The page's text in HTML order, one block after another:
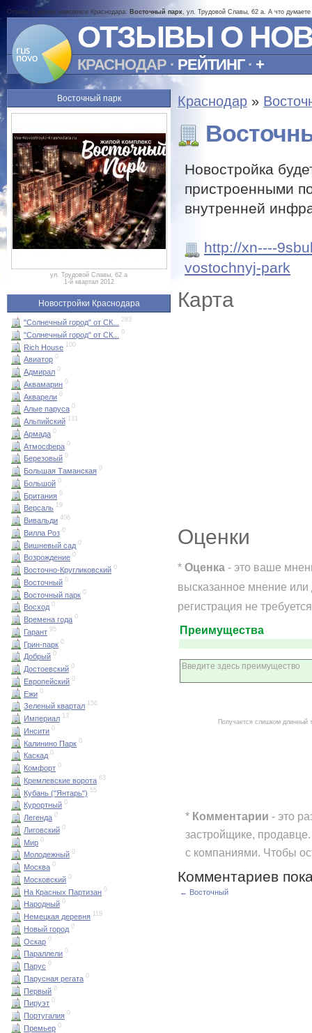
Отзывы о жилом комплексе Краснодара: Восточный парк, ул. Трудовой Славы, 62 а. А что
ОТЗЫВЫ О
КРАСНОДАР · РЕЙТИНГ· +
Восточный парк
ул. Трудовой Славы, 62 а
1-й квартал 2012
Новостройки Краснодара
"Солнечный город" от СК... 283
"Солнечный город" от СК... 0
Rich House 100
Авиатор 0
Адмирал 0
Аквамарин 0
Акварели 0
Алые паруса 0
Альпийский 131
Армада 0
Атмосфера 0
Березовый 0
Большая Таманская 0
Большой 0
Британия 0
Версаль 19
Вивальди 406
Вилла Роз 0
Вишневый сад 0
Возрождение 0
Восточно-Кругликовский 0
Восточный 0
Восточный парк 0
Восход 0
Времена года 0
Гарант 95
Грин-парк 0
Добрый 0
Достоевский 0
Европейский 0
Ежи 0
Зеленый квартал 156
Империал 13
Инсити 0
Калинино Парк 0
Каскад 0
Комфорт 0
Кремлевские ворота 63
Кубань ("Янтарь") 55
Курортный 0
Легенда 0
Лиговский 0
Мир 0
Молодежный 0
Москва 0
Московский 0
На Красных Партизан 0
Народный 0
Немецкая деревня 119
Новый город 0
Оскар 0
Параллели 0
Парус 0
Парусная регата 0
Первый 0
Пируэт 0
Португалия 0
Премьер 0
Краснодар »
Новостройка
пристроенными
внутренней
http://xn----
vostochnyj-park
Карта
Оценки
* Оценка - это ваше
высказанное мнение
регистрация не
Преимущества
Получается слишком длинный
* Комментарии - это
застройщике,
с компаниями. Чтобы
Комментариев
← Восточный